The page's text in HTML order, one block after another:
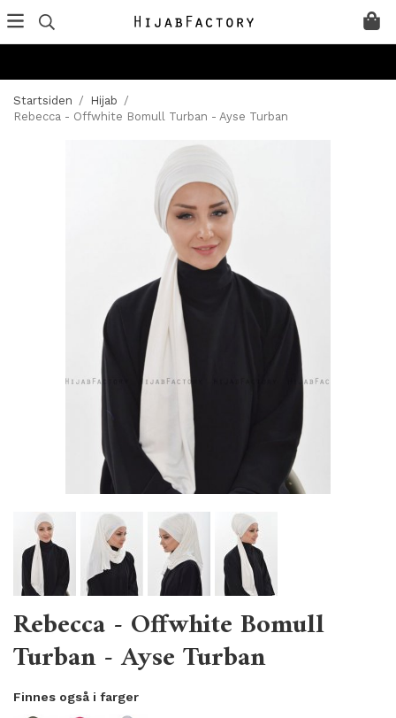
Startsiden / Hijab /
Rebecca - Offwhite Bomull Turban - Ayse Turban
Rebecca - Offwhite Bomull
Turban - Ayse Turban
Finnes også i farger